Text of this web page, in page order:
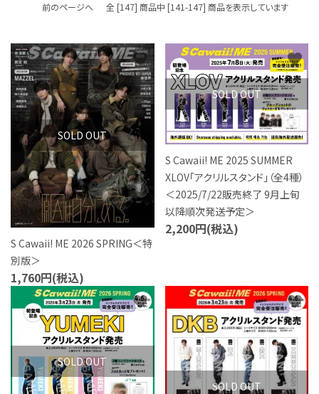
雑誌
S Cawaii! ME
声優写真集・フォトブック
声優グッズ
グラビア
アイドル・タレント
ヒーロー文庫
ロト・ナンバーズ書籍・グッズ
ご利用ガイド
前のページへ 全 [147] 商品中 [141-147] 商品を表示しています
SOLD OUT
S Cawaii! ME 2026 SPRING＜特
別版＞
1,760円(税込)
favorite
SOLD OUT
S Cawaii! ME 2025 SUMMER
XLOV「アクリルスタンド」（全4種）
＜2025/7/22販売終了 9月上旬
以降順次発送予定＞
2,200円(税込)
favorite
SOLD OUT
favorite
SOLD OUT
favorite